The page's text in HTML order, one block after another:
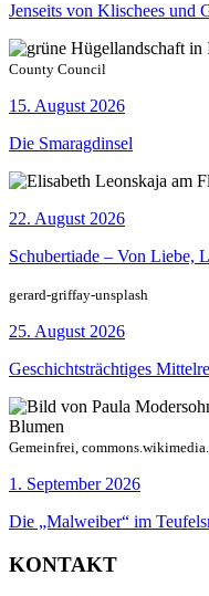
Jenseits von Klischees und
County Council
15. August 2026
Die Smaragdinsel
22. August 2026
Schubertiade – Von Liebe,
gerard-griffay-unsplash
25. August 2026
Geschichtsträchtiges
Gemeinfrei,
1. September 2026
Die „Malweiber“ im
KONTAKT